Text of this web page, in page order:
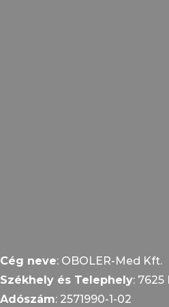
Cég neve: OBOLER-Med Kft.
Székhely és Telephely:
Adószám: 2571990-1-02